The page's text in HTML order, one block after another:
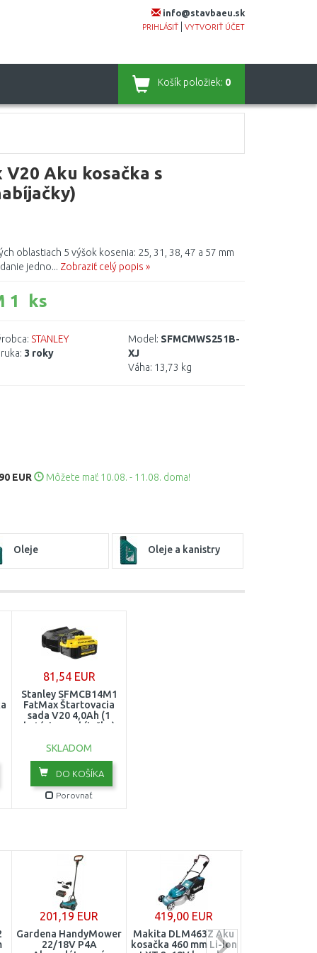
info@stavbaeu.sk
PRIHLÁSIŤ VYTVORIŤ ÚČET
Košík položiek: 0
V20 Aku kosačka s
oblastiach 5 výšok kosenia: 25, 31, 38, 47 a 57 mm
jedno... Zobraziť celý popis »
1 ks
STANLEY
3 roky
Model: SFMCMWS251B-
XJ
Váha: 13,73 kg
EUR Môžete mať 10.08. - 11.08. doma!
Oleje Oleje a kanistry
81,54 EUR
Stanley SFMCB14M1
FatMax Štartovacia
sada V20 4,0Ah (1
batérie + nabíjačka)
SKLADOM
DO KOŠÍKA
Porovnať
201,19 EUR
Gardena HandyMower
22/18V P4A
419,00 EUR
Makita DLM463Z Aku
kosačka 460 mm Li-ion